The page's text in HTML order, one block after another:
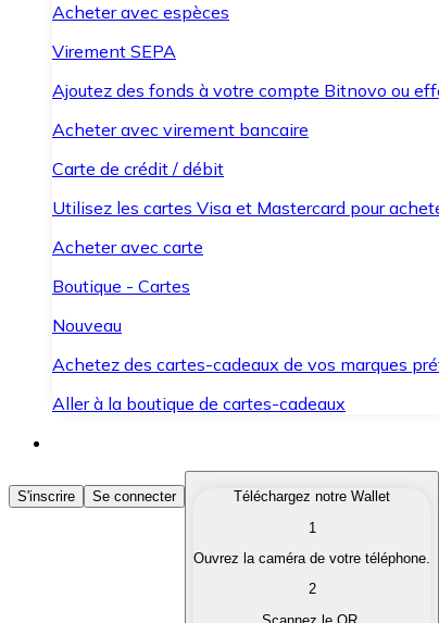
Acheter avec espèces
Virement SEPA
Ajoutez des fonds à votre compte Bitnovo ou
Acheter avec virement bancaire
Carte de crédit / débit
Utilisez les cartes Visa et Mastercard pour
Acheter avec carte
Boutique - Cartes
Nouveau
Achetez des cartes-cadeaux de vos marques
Aller à la boutique de cartes-cadeaux
Acheter des Cryptomonnaies
Achetez les cryptomonnaies qui vous
Convertissez vos cryptomonnaies en monnaie
S'inscrire Se connecter
Téléchargez notre Wallet
1
Ouvrez la caméra de votre téléphone.
2